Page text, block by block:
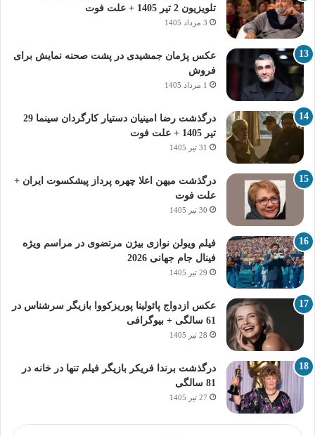
تلویزیون 2 تیر 1405 + علت فوت
3 مرداد 1405
عکس پژمان جمشیدی در پشت صحنه نمایش برای
فروش
1 مرداد 1405
درگذشت رضا امینیان دستیار کارگردان سینما 29
تیر 1405 + علت فوت
31 تیر 1405
درگذشت میهن اعلا چهره پرداز پیشکسوت ایران +
علت فوت
30 تیر 1405
فیلم ویولن نوازی بیژن مرتضوی در مراسم ویژه
فینال جام جهانی 2026
29 تیر 1405
عکس ازدواج پائولینا پوریزکووا بازیگر سرشناس در
61 سالگی + بیوگرافی
28 تیر 1405
درگذشت برندا فریکر بازیگر فیلم تنها در خانه در
81 سالگی
27 تیر 1405